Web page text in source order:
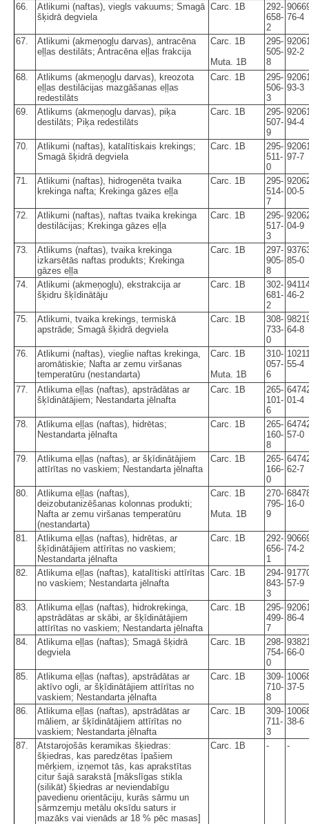
66.
Atlikumi (naftas), viegls vakuums; Smagā
šķidrā degviela
Carc. 1B
292-
658-
2
76-4
67.
Atlikumi (akmeņogļu darvas), antracēna
eļļas destilāts; Antracēna eļļas frakcija
Carc. 1B
Muta. 1B
295-
505-
8
92-2
68.
Atlikums (akmeņogļu darvas), kreozota
eļļas destilācijas mazgāšanas eļļas
redestilāts
Carc. 1B
295-
506-
3
93-3
69.
Atlikums (akmeņogļu darvas), piķa
destilāts; Piķa redestilāts
Carc. 1B
295-
507-
9
94-4
70.
Atlikumi (naftas), katalītiskais krekings;
Smagā šķidrā degviela
Carc. 1B
295-
511-
0
97-7
71.
Atlikumi (naftas), hidrogenēta tvaika
krekinga nafta; Krekinga gāzes eļļa
Carc. 1B
295-
514-
7
00-5
72.
Atlikumi (naftas), naftas tvaika krekinga
destilācijas; Krekinga gāzes eļļa
Carc. 1B
295-
517-
3
04-9
73.
Atlikums (naftas), tvaika krekinga
izkarsētās naftas produkts; Krekinga
gāzes eļļa
Carc. 1B
297-
905-
8
85-0
74.
Atlikumi (akmeņogļu), ekstrakcija ar
šķidru šķīdinātāju
Carc. 1B
302-
681-
2
46-2
75.
Atlikumi, tvaika krekings, termiskā
apstrāde; Smagā šķidrā degviela
Carc. 1B
308-
733-
0
64-8
76.
Atlikumi (naftas), vieglie naftas krekinga,
aromātiskie; Nafta ar zemu viršanas
temperatūru (nestandarta)
Carc. 1B
Muta. 1B
310-
057-
6
55-4
77.
Atlikuma eļļas (naftas), apstrādātas ar
šķīdinātājiem; Nestandarta jēlnafta
Carc. 1B
265-
101-
6
01-4
78.
Atlikuma eļļas (naftas), hidrētas;
Nestandarta jēlnafta
Carc. 1B
265-
160-
8
57-0
79.
Atlikuma eļļas (naftas), ar šķīdinātājiem
attīrītas no vaskiem; Nestandarta jēlnafta
Carc. 1B
265-
166-
0
62-7
80.
Atlikuma eļļas (naftas),
deizobutanizēšanas kolonnas produkti;
Nafta ar zemu viršanas temperatūru
(nestandarta)
Carc. 1B
Muta. 1B
270-
795-
9
16-0
81.
Atlikuma eļļas (naftas), hidrētas, ar
šķīdinātājiem attīrītas no vaskiem;
Nestandarta jēlnafta
Carc. 1B
292-
656-
1
74-2
82.
Atlikuma eļļas (naftas), katalītiski attīrītas
no vaskiem; Nestandarta jēlnafta
Carc. 1B
294-
843-
3
57-9
83.
Atlikuma eļļas (naftas), hidrokrekinga,
apstrādātas ar skābi, ar šķīdinātājiem
attīrītas no vaskiem; Nestandarta jēlnafta
Carc. 1B
295-
499-
7
86-4
84.
Atlikuma eļļas (naftas); Smagā šķidrā
degviela
Carc. 1B
298-
754-
0
66-0
85.
Atlikuma eļļas (naftas), apstrādātas ar
aktīvo ogli, ar šķīdinātājiem attīrītas no
vaskiem; Nestandarta jēlnafta
Carc. 1B
309-
710-
8
37-5
86.
Atlikuma eļļas (naftas), apstrādātas ar
māliem, ar šķīdinātājiem attīrītas no
vaskiem; Nestandarta jēlnafta
Carc. 1B
309-
711-
3
38-6
87.
Atstarojošās keramikas šķiedras:
šķiedras, kas paredzētas īpašiem
mērķiem, izņemot tās, kas aprakstītas
citur šajā sarakstā [mākslīgas stikla
(silikāt) šķiedras ar neviendabīgu
pavedienu orientāciju, kurās sārmu un
sārmzemju metālu oksīdu saturs ir
mazāks vai vienāds ar 18 % pēc masas]
Carc. 1B - -